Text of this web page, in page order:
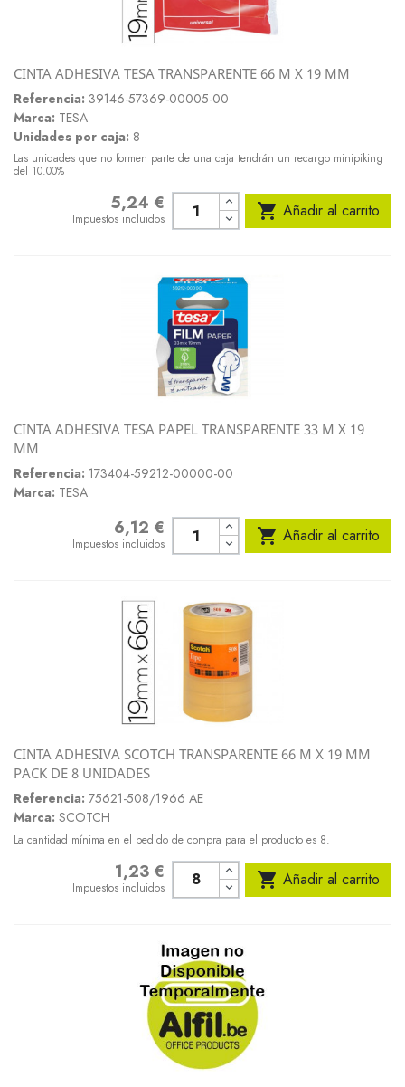
CINTA ADHESIVA TESA TRANSPARENTE 66 M X 19 MM
Referencia: 39146-57369-00005-00
Marca: TESA
Unidades por caja: 8
Las unidades que no formen parte de una caja tendrán un recargo minipiking
del 10.00%
5,24 €
Impuestos incluidos  Añadir al carrito
CINTA ADHESIVA TESA PAPEL TRANSPARENTE 33 M X 19
MM
Referencia: 173404-59212-00000-00
Marca: TESA
6,12 €
Impuestos incluidos  Añadir al carrito
CINTA ADHESIVA SCOTCH TRANSPARENTE 66 M X 19 MM
PACK DE 8 UNIDADES
Referencia: 75621-508/1966 AE
Marca: SCOTCH
La cantidad mínima en el pedido de compra para el producto es 8.
1,23 €
Impuestos incluidos  Añadir al carrito